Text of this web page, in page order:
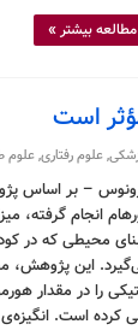
مطالعه بیشتر »
است
,علوم رفتاری,علوم
– بر اساس
انجام گرفته،
محیطی که در
این پژوهش،
را در مقدار
کرده است.